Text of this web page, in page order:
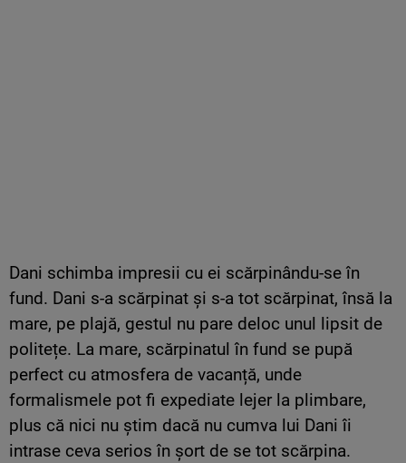
Dani schimba impresii cu ei scărpinându-se în
fund. Dani s-a scărpinat și s-a tot scărpinat, însă la
mare, pe plajă, gestul nu pare deloc unul lipsit de
politețe. La mare, scărpinatul în fund se pupă
perfect cu atmosfera de vacanță, unde
formalismele pot fi expediate lejer la plimbare,
plus că nici nu știm dacă nu cumva lui Dani îi
intrase ceva serios în șort de se tot scărpina.